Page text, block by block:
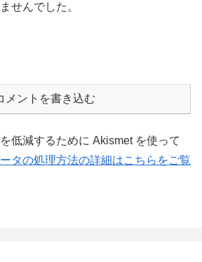
せんでした。
メントを書き込む
低減するために Akismet を使って
タの処理方法の詳細はこちらをご覧